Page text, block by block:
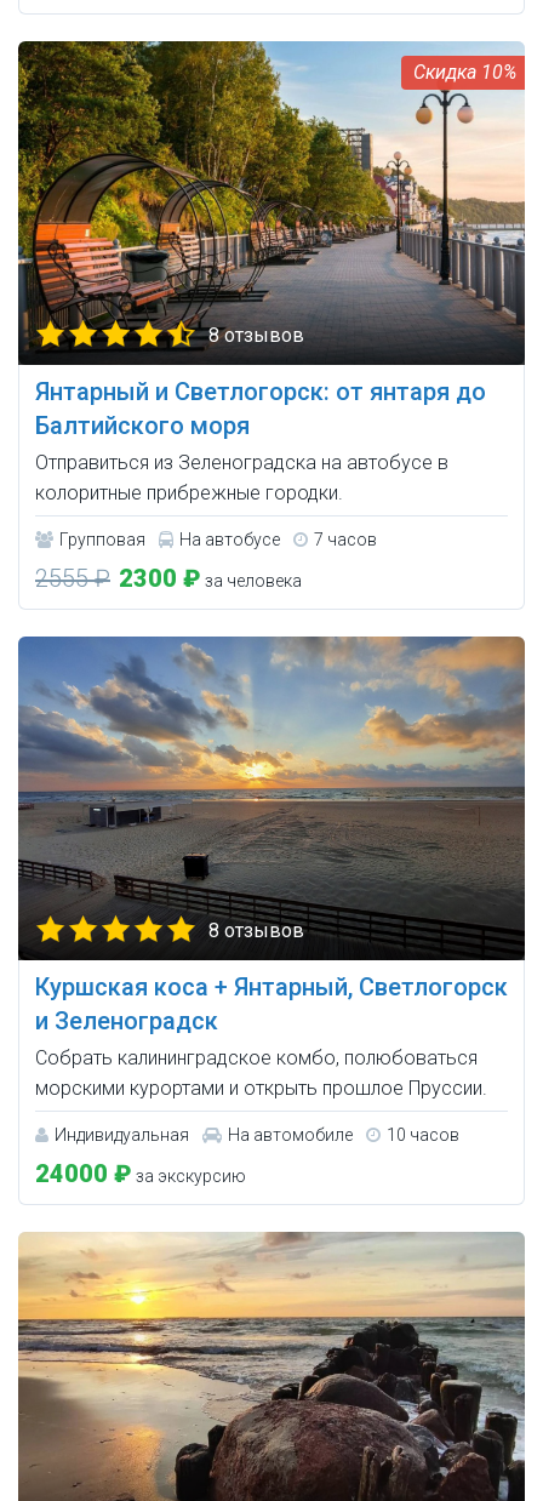
10%
8 отзывов
Янтарный и Светлогорск: от янтаря до
Балтийского моря
Отправиться из Зеленоградска на автобусе в
колоритные прибрежные городки.
Групповая На автобусе 7 часов
2555 ₽ 2300 ₽ за человека
8 отзывов
Куршская коса + Янтарный, Светлогорск
и Зеленоградск
Собрать калининградское комбо, полюбоваться
морскими курортами и открыть прошлое Пруссии.
Индивидуальная На автомобиле 10 часов
24000 ₽ за экскурсию